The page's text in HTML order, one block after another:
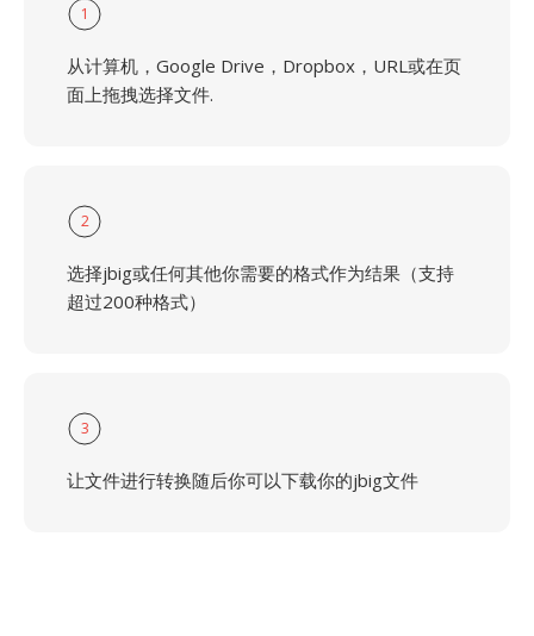
1
从计算机，Google Drive，Dropbox，URL或在页
面上拖拽选择文件.
2
选择jbig或任何其他你需要的格式作为结果（支持
超过200种格式）
3
让文件进行转换随后你可以下载你的jbig文件